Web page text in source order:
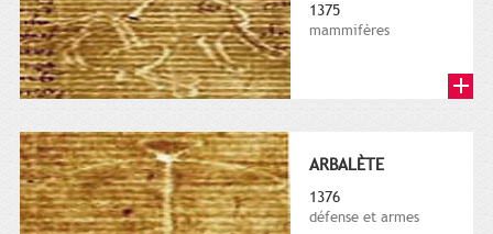
1375
mammifères
ARBALÈTE
1376
défense et armes